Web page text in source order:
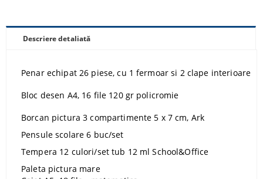
Descriere detaliată
Penar echipat 26 piese, cu 1 fermoar si 2 clape interioare
Bloc desen A4, 16 file 120 gr policromie
Borcan pictura 3 compartimente 5 x 7 cm, Ark
Pensule scolare 6 buc/set
Tempera 12 culori/set tub 12 ml School&Office
Paleta pictura mare